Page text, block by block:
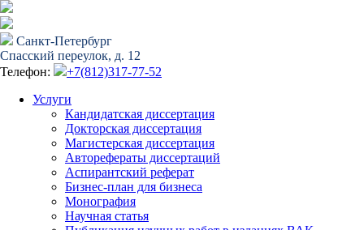
Санкт-Петербург
Спасский переулок, д. 12
Телефон:
+7(812)317-77-52
Услуги
Кандидатская диссертация
Докторская диссертация
Магистерская диссертация
Авторефераты диссертаций
Аспирантский реферат
Бизнес-план для бизнеса
Монография
Научная статья